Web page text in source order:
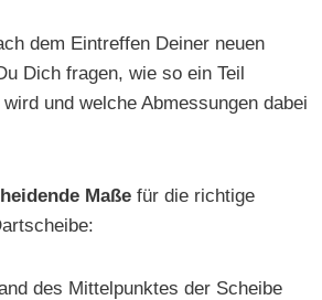
dem Eintreffen Deiner neuen
Dich fragen, wie so ein Teil
und welche Abmessungen dabei
Maße für die richtige
des Mittelpunktes der Scheibe